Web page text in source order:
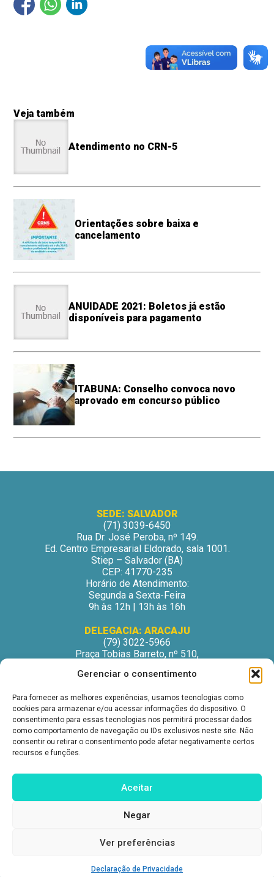
Gerenciar o consentimento
Para fornecer as melhores experiências, usamos tecnologias como
cookies para armazenar e/ou acessar informações do dispositivo. O
consentimento para essas tecnologias nos permitirá processar dados
como comportamento de navegação ou IDs exclusivos neste site. Não
consentir ou retirar o consentimento pode afetar negativamente certos
recursos e funções.
Aceitar
Negar
Ver preferências
Declaração de Privacidade
Veja também
Atendimento no CRN-5
Orientações sobre baixa e
cancelamento
ANUIDADE 2021: Boletos já estão
disponíveis para pagamento
ITABUNA: Conselho convoca novo
aprovado em concurso público
SEDE: SALVADOR
(71) 3039-6450
Rua Dr. José Peroba, nº 149.
Ed. Centro Empresarial Eldorado, sala 1001.
Stiep – Salvador (BA)
CEP: 41770-235
Horário de Atendimento:
Segunda a Sexta-Feira
9h às 12h | 13h às 16h
DELEGACIA: ARACAJU
(79) 3022-5966
Praça Tobias Barreto, nº 510,
São José – Aracaju/SE
Horário de Atendimento:
Segunda a Sexta-Feira
9h às 12h | 13h às 16h
DELEGACIA: ITABUNA
Ed. Itabuna Trade Center, sala 914.
São Caetano – Itabuna (BA)
Horário de Atendimento:
9h às 12h | 13h às 16h